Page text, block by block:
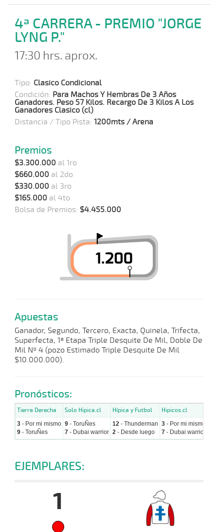
4ª CARRERA - PREMIO "JORGE
LYNG P."
17:30 hrs. aprox.
Tipo: Clasico Condicional
Condición: Para Machos Y Hembras De 3 Años
Ganadores. Peso 57 Kilos. Recargo De 3 Kilos A Los
Ganadores Clasico (cl)
Distancia / Tipo Pista: 1200mts / Arena
Premios
$3.300.000 al 1ro
$660.000 al 2do
$330.000 al 3ro
$165.000 al 4to
Bolsa de Premios: $4.455.000
Apuestas
Ganador, Segundo, Tercero, Exacta, Quinela, Trifecta,
Superfecta, 1ª Etapa Triple Desquite De Mil, Doble De
Mil Nº 4 (pozo Estimado Triple Desquite De Mil
$10.000.000).
Pronósticos:
Tierra Derecha Solo Hipica.cl Hípica y Futbol Hipicos.cl
3 - Por mi mismo
9 - ToruÑes
9 - ToruÑes
7 - Dubai warrior
12 - Thunderman
2 - Desde luego
3 - Por mi mismo
7 - Dubai warrior
EJEMPLARES:
1